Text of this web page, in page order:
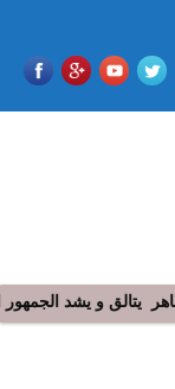
يتالق و يشد الجمهور